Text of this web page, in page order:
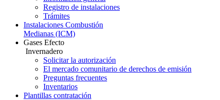
Registro de instalaciones
Trámites
Instalaciones Combustión
Medianas (ICM)
Gases Efecto
Invernadero
Solicitar la autorización
El mercado comunitario de derechos de emisión
Preguntas frecuentes
Inventarios
Plantillas contratación